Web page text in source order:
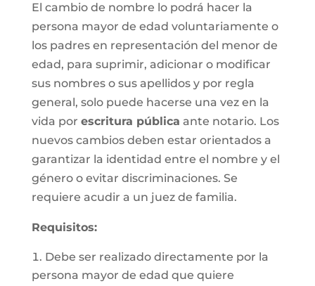
El cambio de nombre lo podrá hacer la
persona mayor de edad voluntariamente o
los padres en representación del menor de
edad, para suprimir, adicionar o modificar
sus nombres o sus apellidos y por regla
general, solo puede hacerse una vez en la
vida por escritura pública ante notario. Los
nuevos cambios deben estar orientados a
garantizar la identidad entre el nombre y el
género o evitar discriminaciones. Se
requiere acudir a un juez de familia.
Requisitos:
Debe ser realizado directamente por la
persona mayor de edad que quiere